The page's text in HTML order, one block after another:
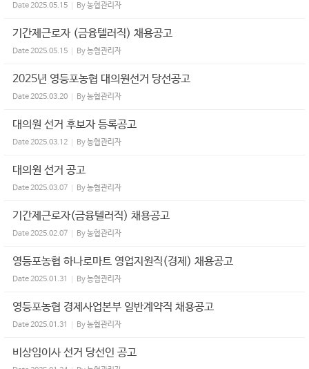
Date2025.05.15 By농협관리자
기간제근로자 (금융텔러직) 채용공고
Date2025.05.15 By농협관리자
2025년 영등포농협 대의원선거 당선공고
Date2025.03.20 By농협관리자
대의원 선거 후보자 등록공고
Date2025.03.12 By농협관리자
대의원 선거 공고
Date2025.03.07 By농협관리자
기간제근로자(금융텔러직) 채용공고
Date2025.02.07 By농협관리자
영등포농협 하나로마트 영업지원직(경제) 채용공고
Date2025.01.31 By농협관리자
영등포농협 경제사업본부 일반계약직 채용공고
Date2025.01.31 By농협관리자
비상임이사 선거 당선인 공고